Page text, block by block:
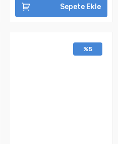
Sepete Ekle
%5